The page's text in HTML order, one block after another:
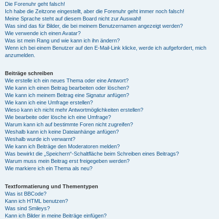
Die Forenuhr geht falsch!
Ich habe die Zeitzone eingestellt, aber die Forenuhr geht immer noch falsch!
Meine Sprache steht auf diesem Board nicht zur Auswahl!
Was sind das für Bilder, die bei meinem Benutzernamen angezeigt werden?
Wie verwende ich einen Avatar?
Was ist mein Rang und wie kann ich ihn ändern?
Wenn ich bei einem Benutzer auf den E-Mail-Link klicke, werde ich aufgefordert, mich
anzumelden.
Beiträge schreiben
Wie erstelle ich ein neues Thema oder eine Antwort?
Wie kann ich einen Beitrag bearbeiten oder löschen?
Wie kann ich meinem Beitrag eine Signatur anfügen?
Wie kann ich eine Umfrage erstellen?
Wieso kann ich nicht mehr Antwortmöglichkeiten erstellen?
Wie bearbeite oder lösche ich eine Umfrage?
Warum kann ich auf bestimmte Foren nicht zugreifen?
Weshalb kann ich keine Dateianhänge anfügen?
Weshalb wurde ich verwarnt?
Wie kann ich Beiträge den Moderatoren melden?
Was bewirkt die „Speichern“-Schaltfläche beim Schreiben eines Beitrags?
Warum muss mein Beitrag erst freigegeben werden?
Wie markiere ich ein Thema als neu?
Textformatierung und Thementypen
Was ist BBCode?
Kann ich HTML benutzen?
Was sind Smileys?
Kann ich Bilder in meine Beiträge einfügen?